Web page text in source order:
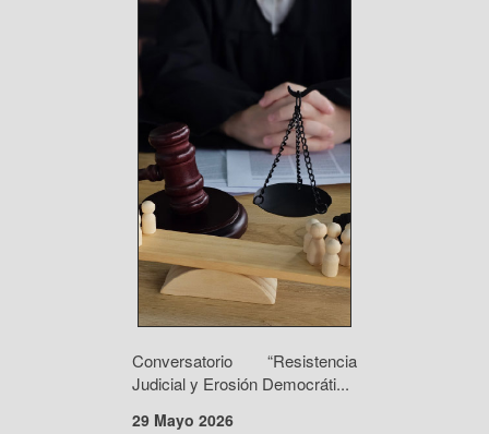
Conversatorio “Resistencia
Judicial y Erosión Democráti...
29 Mayo 2026